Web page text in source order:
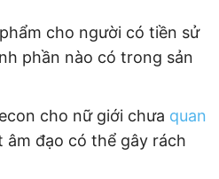
cho người có tiền sử
phần nào có trong sản
cho nữ giới chưa quan
âm đạo có thể gây rách